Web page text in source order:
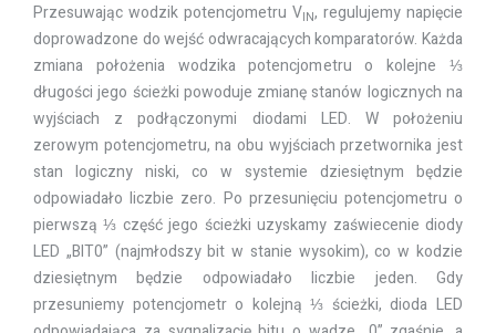
Przesuwając wodzik potencjometru VIN, regulujemy napięcie
doprowadzone do wejść odwracających komparatorów. Każda
zmiana położenia wodzika potencjometru o kolejne ⅓
długości jego ścieżki powoduje zmianę stanów logicznych na
wyjściach z podłączonymi diodami LED. W położeniu
zerowym potencjometru, na obu wyjściach przetwornika jest
stan logiczny niski, co w systemie dziesiętnym będzie
odpowiadało liczbie zero. Po przesunięciu potencjometru o
pierwszą ⅓ część jego ścieżki uzyskamy zaświecenie diody
LED „BIT0” (najmłodszy bit w stanie wysokim), co w kodzie
dziesiętnym będzie odpowiadało liczbie jeden. Gdy
przesuniemy potencjometr o kolejną ⅓ ścieżki, dioda LED